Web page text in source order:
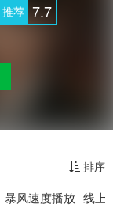
推荐 7.7
排序
暴风速度播放 线上